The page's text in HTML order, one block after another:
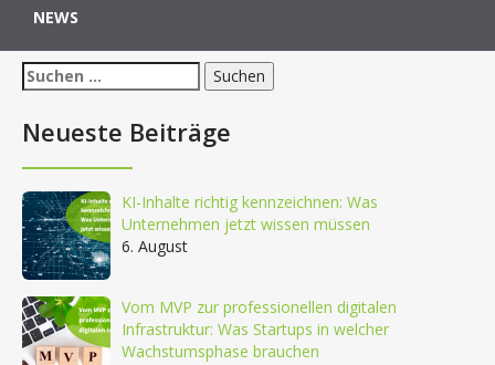
NEWS
Suchen
nach:
Neueste Beiträge
KI-Inhalte richtig kennzeichnen: Was
Unternehmen jetzt wissen müssen
6. August
Vom MVP zur professionellen digitalen
Infrastruktur: Was Startups in welcher
Wachstumsphase brauchen